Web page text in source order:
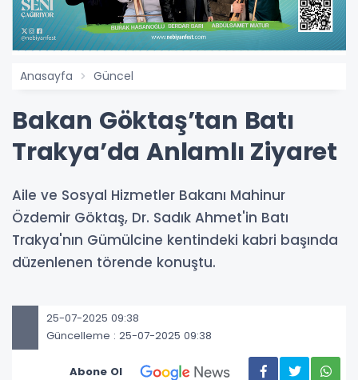
Anasayfa Güncel
Bakan Göktaş’tan Batı
Trakya’da Anlamlı Ziyaret
Aile ve Sosyal Hizmetler Bakanı Mahinur
Özdemir Göktaş, Dr. Sadık Ahmet'in Batı
Trakya'nın Gümülcine kentindeki kabri başında
düzenlenen törende konuştu.
25-07-2025 09:38
Güncelleme : 25-07-2025 09:38
Abone Ol